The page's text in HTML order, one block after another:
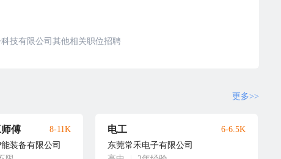
技有限公司其他相关职位招聘
更多>>
傅
装备有限公司
8-11K 电工
东莞常禾电子有限公司
6-6.5K